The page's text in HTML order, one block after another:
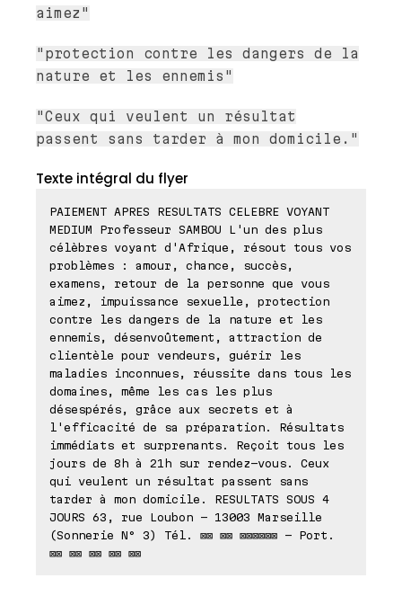
aimez"
"protection contre les dangers de la
nature et les ennemis"
"Ceux qui veulent un résultat
passent sans tarder à mon domicile."
Texte intégral du flyer
PAIEMENT APRES RESULTATS CELEBRE VOYANT
MEDIUM Professeur SAMBOU L'un des plus
célèbres voyant d'Afrique, résout tous vos
problèmes : amour, chance, succès,
examens, retour de la personne que vous
aimez, impuissance sexuelle, protection
contre les dangers de la nature et les
ennemis, désenvoûtement, attraction de
clientèle pour vendeurs, guérir les
maladies inconnues, réussite dans tous les
domaines, même les cas les plus
désespérés, grâce aux secrets et à
l'efficacité de sa préparation. Résultats
immédiats et surprenants. Reçoit tous les
jours de 8h à 21h sur rendez-vous. Ceux
qui veulent un résultat passent sans
tarder à mon domicile. RESULTATS SOUS 4
JOURS 63, rue Loubon - 13003 Marseille
(Sonnerie N° 3) Tél. ⊠⊠ ⊠⊠ ⊠⊠⊠⊠⊠⊠ - Port.
⊠⊠ ⊠⊠ ⊠⊠ ⊠⊠ ⊠⊠